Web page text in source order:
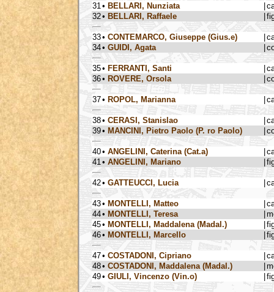
31 • BELLARI, Nunziata
32• BELLARI, Raffaele
33• CONTEMARCO, Giuseppe (Gius.e)
34• GUIDI, Agata
35• FERRANTI, Santi
36• ROVERE, Orsola
37• ROPOL, Marianna
38• CERASI, Stanislao
39• MANCINI, Pietro Paolo (P. ro Paolo)
40• ANGELINI, Caterina (Cat.a)
41 • ANGELINI, Mariano
42• GATTEUCCI, Lucia
43• MONTELLI, Matteo
44• MONTELLI, Teresa
45• MONTELLI, Maddalena (Madal.)
46• MONTELLI, Marcello
47• COSTADONI, Cipriano
48• COSTADONI, Maddalena (Madal.)
49• GIULI, Vincenzo (Vin.o)